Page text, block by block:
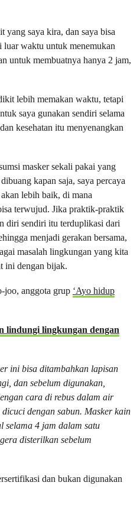
yang saya kira, dan saya bisa
luar waktu untuk menemukan
untuk membuatnya hanya 2 jam,
lebih memakan waktu, tetapi
saya gunakan sendiri selama
kesehatan itu menyenangkan
masker sekali pakai yang
kapan saja, saya percaya
lebih baik, di mana
terwujud. Jika praktik-praktik
diri sendiri itu terduplikasi dari
menjadi gerakan bersama,
masalah lingkungan yang kita
ini dengan bijak.
joo, anggota grup ‘Ayo hidup
lindungi lingkungan dengan
ini bisa ditambahkan lapisan
dan sebelum digunakan,
cara di rebus dalam air
dengan sabun. Masker kain
selama 4 jam dalam satu
disterilkan sebelum
dan bukan digunakan